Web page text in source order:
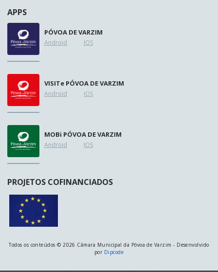
APPS
PÓVOA DE VARZIM
Android IOS
VISITe PÓVOA DE VARZIM
Android IOS
MOBi PÓVOA DE VARZIM
Android IOS
PROJETOS COFINANCIADOS
Todos os conteúdos © 2026 Câmara Municipal da Póvoa de Varzim - Desenvolvido
por Dipcode